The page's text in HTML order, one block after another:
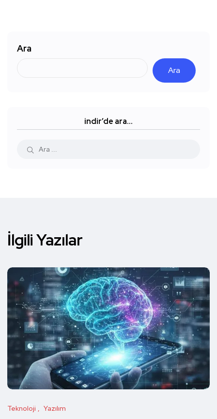
Ara
Ara
indir’de ara…
İlgili Yazılar
Teknoloji Yazılım